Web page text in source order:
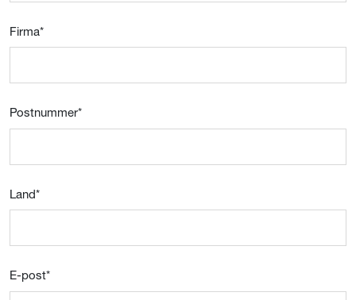
Firma*
Postnummer*
Land*
E-post*